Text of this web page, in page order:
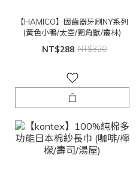
【HAMICO】固齒器牙刷NY系列
(黃色小鴨/太空/獨角獸/叢林)
NT$288 NT$320